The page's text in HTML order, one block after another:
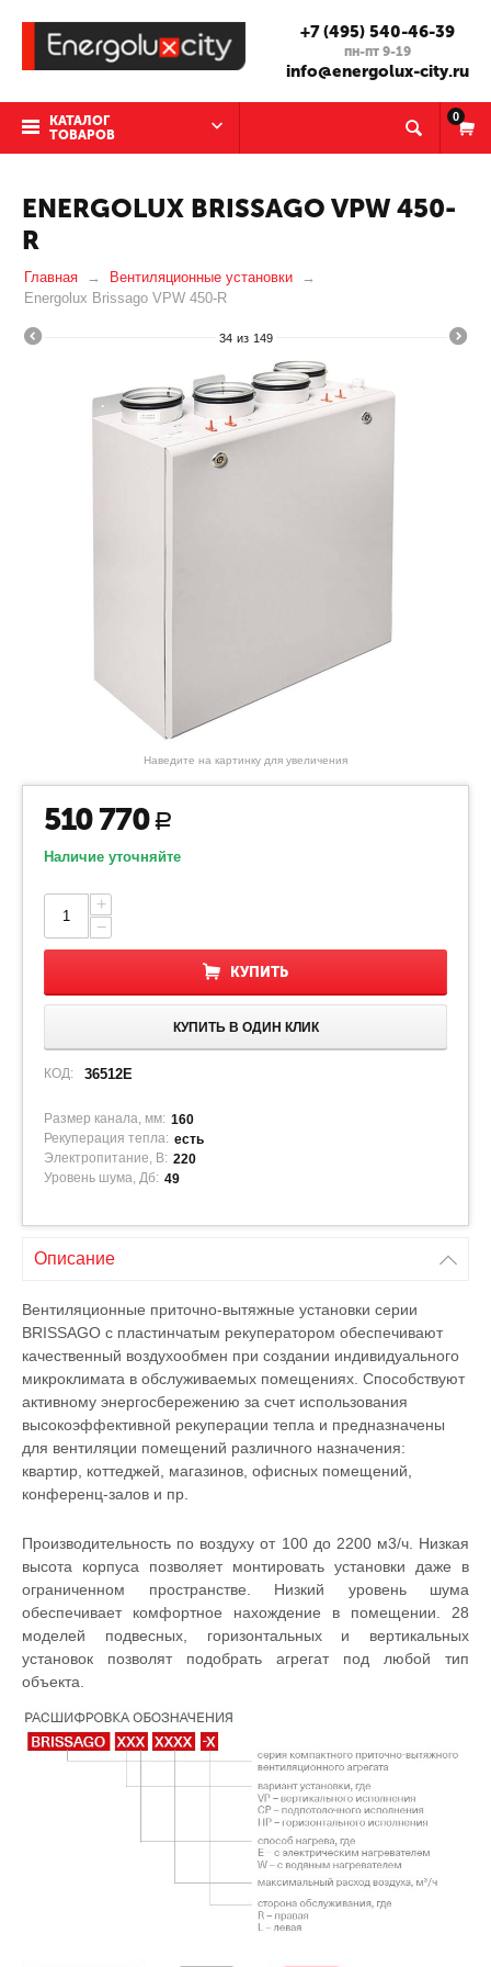
+7 (495) 540-46-39
пн-пт 9-19
info@energolux-city.ru
КАТАЛОГ
ТОВАРОВ
0
ENERGOLUX BRISSAGO VPW 450-
R
Главная
Вентиляционные установки
Energolux Brissago VPW 450-R
34 из 149
Наведите на картинку для увеличения
510 770 Р
Наличие уточняйте
+
−
КУПИТЬ
КУПИТЬ В ОДИН КЛИК
КОД: 36512E
Размер канала, мм: 160
Рекуперация тепла: есть
Электропитание, В: 220
Уровень шума, Дб: 49
Описание
Вентиляционные приточно-вытяжные установки серии
BRISSAGO с пластинчатым рекуператором обеспечивают
качественный воздухообмен при создании индивидуального
микроклимата в обслуживаемых помещениях. Способствуют
активному энергосбережению за счет использования
высокоэффективной рекуперации тепла и предназначены
для вентиляции помещений различного назначения:
квартир, коттеджей, магазинов, офисных помещений,
конференц-залов и пр.
Производительность по воздуху от 100 до 2200 м3/ч. Низкая
высота корпуса позволяет монтировать установки даже в
ограниченном пространстве. Низкий уровень шума
обеспечивает комфортное нахождение в помещении. 28
моделей подвесных, горизонтальных и вертикальных
установок позволят подобрать агрегат под любой тип
объекта.